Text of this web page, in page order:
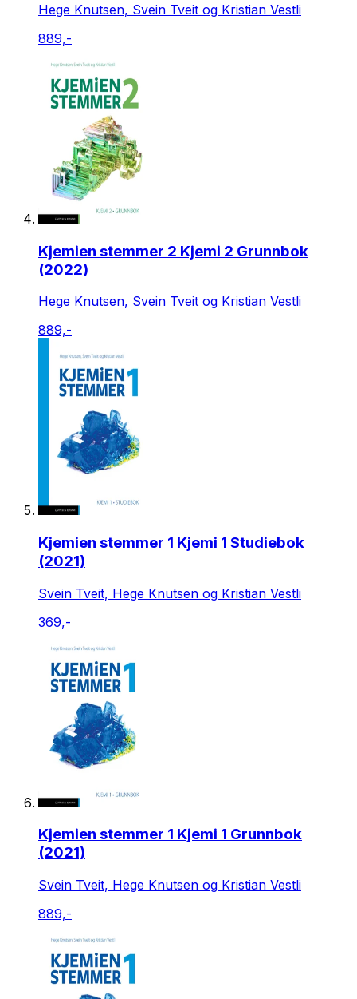
Hege Knutsen, Svein Tveit og Kristian Vestli
889,-
Kjemien stemmer 2 Kjemi 2 Grunnbok
(2022)
Hege Knutsen, Svein Tveit og Kristian Vestli
889,-
Kjemien stemmer 1 Kjemi 1 Studiebok
(2021)
Svein Tveit, Hege Knutsen og Kristian Vestli
369,-
Kjemien stemmer 1 Kjemi 1 Grunnbok
(2021)
Svein Tveit, Hege Knutsen og Kristian Vestli
889,-